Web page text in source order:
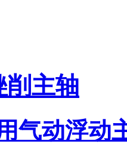
削主轴
气动浮动